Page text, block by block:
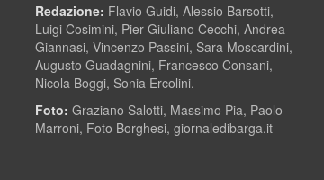
Redazione: Flavio Guidi, Alessio Barsotti,
Luigi Cosimini, Pier Giuliano Cecchi, Andrea
Giannasi, Vincenzo Passini, Sara Moscardini,
Augusto Guadagnini, Francesco Consani,
Nicola Boggi, Sonia Ercolini.
Foto: Graziano Salotti, Massimo Pia, Paolo
Marroni, Foto Borghesi, giornaledibarga.it